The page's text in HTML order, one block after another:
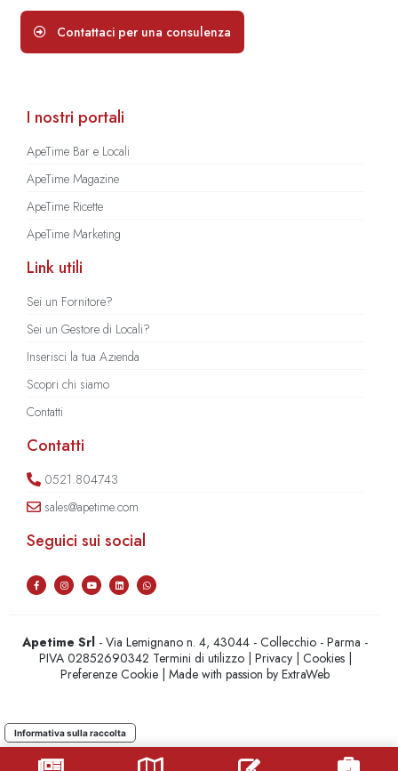
Contattaci per una consulenza
I nostri portali
ApeTime Bar e Locali
ApeTime Magazine
ApeTime Ricette
ApeTime Marketing
Link utili
Sei un Fornitore?
Sei un Gestore di Locali?
Inserisci la tua Azienda
Scopri chi siamo
Contatti
Contatti
0521.804743
sales@apetime.com
Seguici sui social
Apetime Srl - Via Lemignano n. 4, 43044 - Collecchio - Parma -
PIVA 02852690342 Termini di utilizzo| Privacy| Cookies|
Preferenze Cookie | Made with passion byExtraWeb
Informativa sulla raccolta